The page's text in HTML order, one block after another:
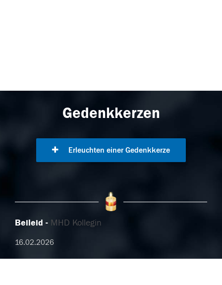
Gedenkkerzen
Erleuchten einer Gedenkkerze
Beileid MHD Kollegin
16.02.2026